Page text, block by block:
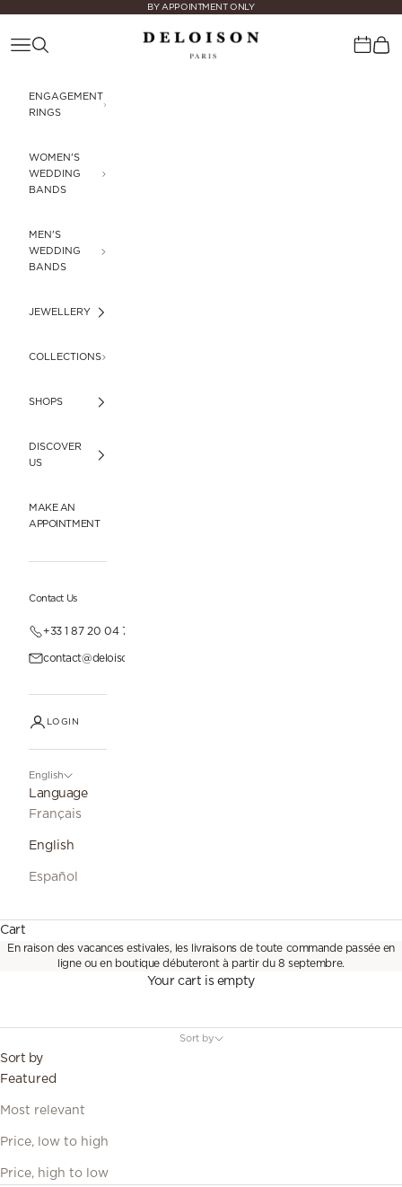
BY APPOINTMENT ONLY
Deloison Paris
Navigation menu
Search Cart
ENGAGEMENT
RINGS
WOMEN'S
WEDDING
BANDS
MEN'S
WEDDING
BANDS
JEWELLERY
COLLECTIONS
SHOPS
DISCOVER
US
MAKE AN
APPOINTMENT
Contact Us
+33 1 87 20 04 77
contact@deloisonparis.com
LOGIN
English
Language
Français
English
Español
Cart
En raison des vacances estivales, les livraisons de toute commande passée en
ligne ou en boutique débuteront à partir du 8 septembre.
Your cart is empty
A collection inspired by the movement of water and the
softness of falling droplets.
contemporary aesthetic.
Sort by
Sort by
Featured
Most relevant
Price, low to high
Price, high to low